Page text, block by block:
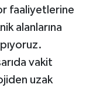
faaliyetlerine
alanlarına
vakit
uzak